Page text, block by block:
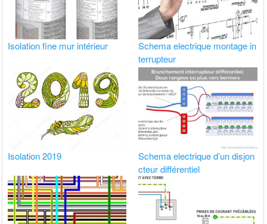
Isolation fine mur intérieur
Schema electrique montage in
terrupteur
Isolation 2019
Schema electrique d’un disjon
cteur différentiel